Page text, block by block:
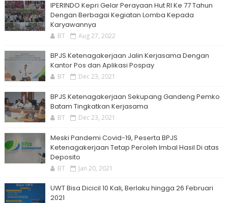
IPERINDO Kepri Gelar Perayaan Hut RI Ke 77 Tahun
Dengan Berbagai Kegiatan Lomba Kepada
Karyawannya
BT Aug 27, 2022
BPJS Ketenagakerjaan Jalin Kerjasama Dengan
Kantor Pos dan Aplikasi Pospay
BT Dec 23, 2021
BPJS Ketenagakerjaan Sekupang Gandeng Pemko
Batam Tingkatkan Kerjasama
BT Dec 23, 2021
Meski Pandemi Covid-19, Peserta BPJS
Ketenagakerjaan Tetap Peroleh Imbal Hasil Di atas
Deposito
BT Jan 20, 2021
UWT Bisa Dicicil 10 Kali, Berlaku hingga 26 Februari
2021